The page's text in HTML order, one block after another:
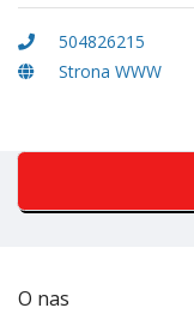
504826215
Strona WWW
O nas